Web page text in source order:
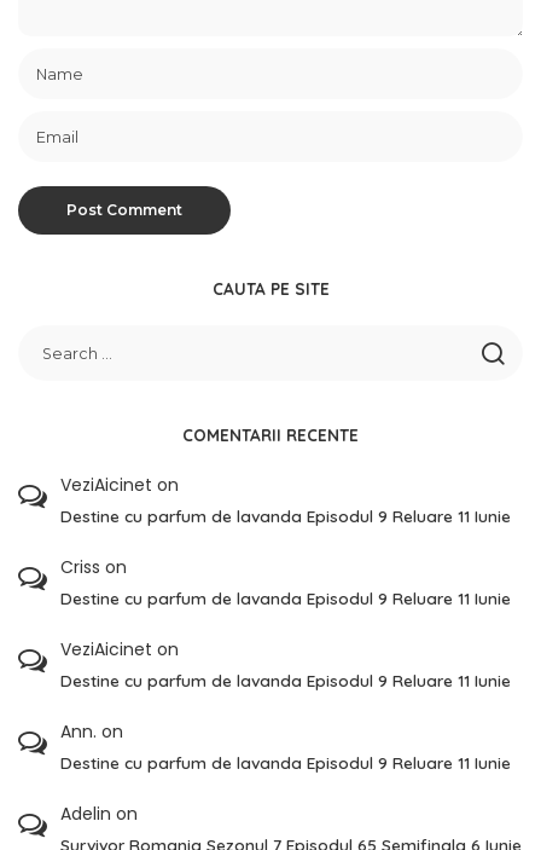
CAUTA PE SITE
COMENTARII RECENTE
VeziAicinet on
Destine cu parfum de lavanda Episodul 9 Reluare 11 Iunie
Criss on
Destine cu parfum de lavanda Episodul 9 Reluare 11 Iunie
VeziAicinet on
Destine cu parfum de lavanda Episodul 9 Reluare 11 Iunie
Ann. on
Destine cu parfum de lavanda Episodul 9 Reluare 11 Iunie
Adelin on
Survivor Romania Sezonul 7 Episodul 65 Semifinala 6 Iunie